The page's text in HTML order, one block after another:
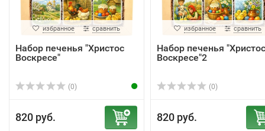
избранное сравнить
Набор печенья "Христос
Воскресе"
(0)
820 руб.
избранное сравнить
Набор печенья "Христос
Воскресе"2
(0)
820 руб.